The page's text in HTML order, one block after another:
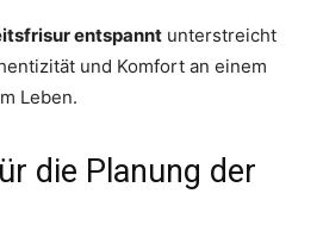
entspannt unterstreicht
und Komfort an einem
Leben.
die Planung der